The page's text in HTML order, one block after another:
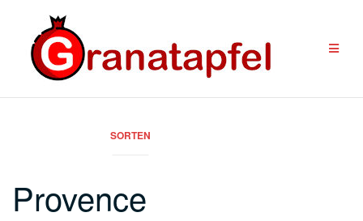
springen
SORTEN
Provence